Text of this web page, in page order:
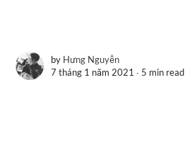
by Hưng Nguyễn
7 tháng 1 năm 2021 ∙ 5 min read